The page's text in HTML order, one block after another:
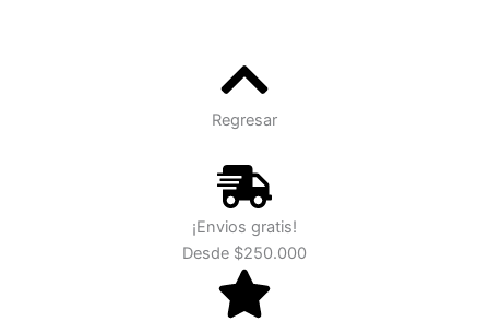
Regresar
¡Envios gratis!
Desde $250.000